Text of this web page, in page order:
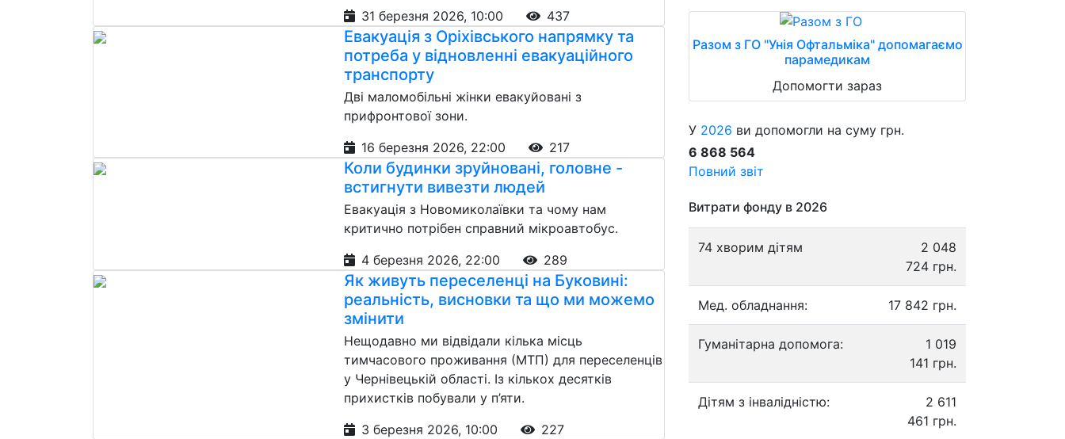
31 березня 2026, 10:00
437
Евакуація з Оріхівського напрямку та
потреба у відновленні евакуаційного
транспорту
Дві маломобільні жінки евакуйовані з
прифронтової зони.
16 березня 2026, 22:00
217
Коли будинки зруйновані, головне -
встигнути вивезти людей
Евакуація з Новомиколаївки та чому нам
критично потрібен справний мікроавтобус.
4 березня 2026, 22:00
289
Як живуть переселенці на Буковині:
реальність, висновки та що ми можемо
змінити
Нещодавно ми відвідали кілька місць
тимчасового проживання (МТП) для переселенців
у Чернівецькій області. Із кількох десятків
прихистків побували у п’яти.
3 березня 2026, 10:00
227
Разом з ГО "Унія Офтальміка" допомагаємо
парамедикам
Допомогти зараз
У 2026 ви допомогли на суму грн.
6 868 564
Повний звіт
Витрати фонду в 2026
74 хворим дітям
2 048
724 грн.
Мед. обладнання: 17 842 грн.
Гуманітарна допомога:
1 019
141 грн.
Дітям з інвалідністю:
2 611
461 грн.